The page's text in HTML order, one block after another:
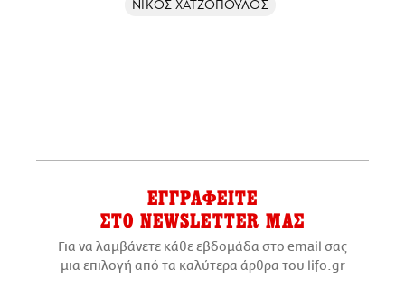
ΝΙΚΟΣ ΧΑΤΖΟΠΟΥΛΟΣ
ΕΓΓΡΑΦΕΙΤΕ
ΣΤΟ NEWSLETTER ΜΑΣ
Για να λαμβάνετε κάθε εβδομάδα στο email σας
μια επιλογή από τα καλύτερα άρθρα του lifo.gr